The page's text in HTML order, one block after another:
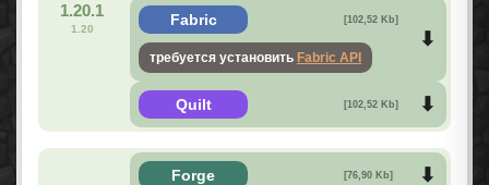
1.20.1
1.20
Fabric [102,52 Kb]
требуется установить Fabric API
Quilt [102,52 Kb]
Forge [76,90 Kb]